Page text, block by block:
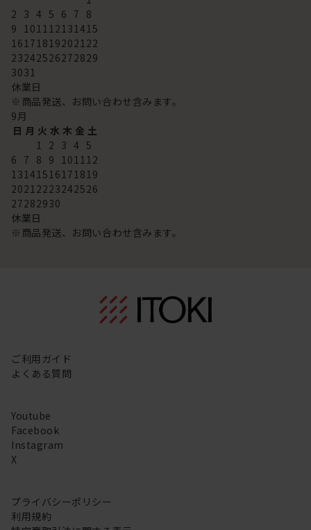
2 3 4 5 6 7 8
9 101112131415
16171819202122
23242526272829
3031
休業日
※商品発送、お問い合わせ含みます。
9月
日 月 火 水 木 金 土
1 2 3 4 5
6 7 8 9 101112
13141516171819
20212223242526
27282930
休業日
※商品発送、お問い合わせ含みます。
ご利用ガイド
よくある質問
Youtube
Facebook
Instagram
X
プライバシーポリシー
利用規約